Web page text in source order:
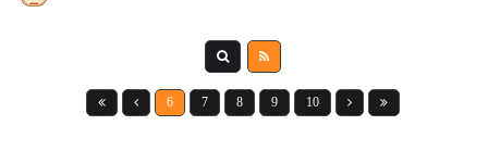
6 7 8 9 10